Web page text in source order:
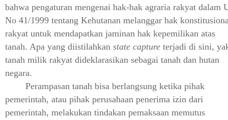
bahwa pengaturan mengenai hak-hak agraria rakyat dalam
No 41/1999 tentang Kehutanan melanggar hak
rakyat untuk mendapatkan jaminan hak kepemilikan atas
tanah. Apa yang diistilahkan state capture terjadi di sini,
tanah milik rakyat dideklarasikan sebagai tanah dan hutan
negara.
Perampasan tanah bisa berlangsung ketika pihak
pemerintah, atau pihak perusahaan penerima izin dari
pemerintah, melakukan tindakan pemaksaan memutus